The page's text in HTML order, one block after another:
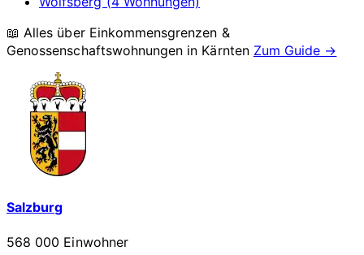
📖 Alles über Einkommensgrenzen &
Genossenschaftswohnungen in Kärnten Zum Guide →
Salzburg
568 000 Einwohner